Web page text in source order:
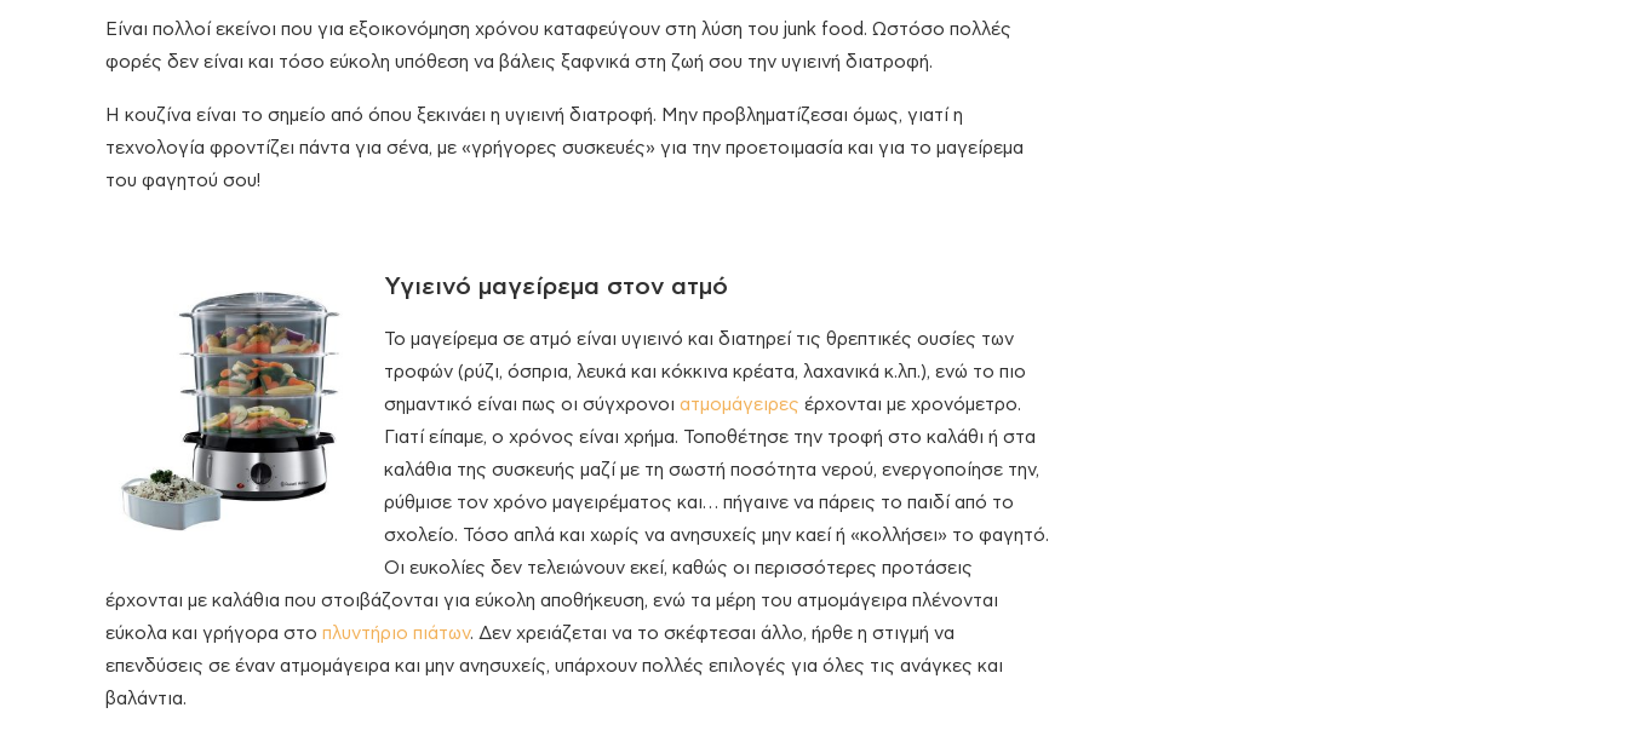
Είναι πολλοί εκείνοι που για εξοικονόμηση χρόνου καταφεύγουν στη λύση του junk food. Ωστόσο πολλές
φορές δεν είναι και τόσο εύκολη υπόθεση να βάλεις ξαφνικά στη ζωή σου την υγιεινή διατροφή.
Η κουζίνα είναι το σημείο από όπου ξεκινάει η υγιεινή διατροφή. Μην προβληματίζεσαι όμως, γιατί η
τεχνολογία φροντίζει πάντα για σένα, με «γρήγορες συσκευές» για την προετοιμασία και για το μαγείρεμα
του φαγητού σου!
Υγιεινό μαγείρεμα στον ατμό
Το μαγείρεμα σε ατμό είναι υγιεινό και διατηρεί τις θρεπτικές ουσίες των
τροφών (ρύζι, όσπρια, λευκά και κόκκινα κρέατα, λαχανικά κ.λπ.), ενώ το πιο
σημαντικό είναι πως οι σύγχρονοι ατμομάγειρες έρχονται με χρονόμετρο.
Γιατί είπαμε, ο χρόνος είναι χρήμα. Τοποθέτησε την τροφή στο καλάθι ή στα
καλάθια της συσκευής μαζί με τη σωστή ποσότητα νερού, ενεργοποίησε την,
ρύθμισε τον χρόνο μαγειρέματος και… πήγαινε να πάρεις το παιδί από το
σχολείο. Τόσο απλά και χωρίς να ανησυχείς μην καεί ή «κολλήσει» το φαγητό.
Οι ευκολίες δεν τελειώνουν εκεί, καθώς οι περισσότερες προτάσεις
έρχονται με καλάθια που στοιβάζονται για εύκολη αποθήκευση, ενώ τα μέρη του ατμομάγειρα πλένονται
εύκολα και γρήγορα στο πλυντήριο πιάτων. Δεν χρειάζεται να το σκέφτεσαι άλλο, ήρθε η στιγμή να
επενδύσεις σε έναν ατμομάγειρα και μην ανησυχείς, υπάρχουν πολλές επιλογές για όλες τις ανάγκες και
βαλάντια.